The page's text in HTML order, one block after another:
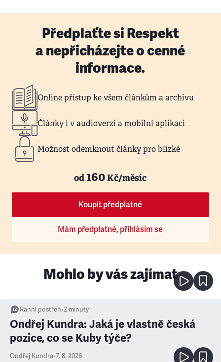
Předplaťte si Respekt
a nepřicházejte o cenné
informace.
Online přístup ke všem článkům a archivu
Články i v audioverzi a mobilní aplikaci
Možnost odemknout články pro blízké
od160Kč/měsíc
Koupit předplatné
Mám předplatné, přihlásím se
Mohlo by vás zajímat
Ranní postřeh•2 minuty
Ondřej Kundra: Jaká je vlastně česká
pozice, co se Kuby týče?
Ondřej Kundra•7. 8. 2026